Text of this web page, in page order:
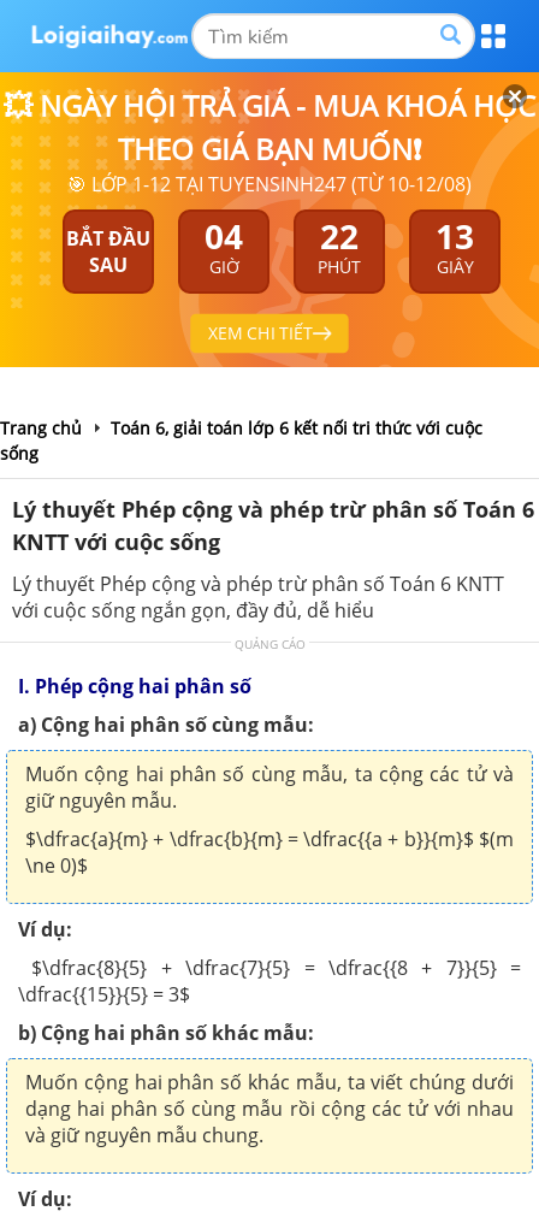
💥 NGÀY HỘI TRẢ GIÁ - MUA KHOÁ HỌC
THEO GIÁ BẠN MUỐN❗
🎯 LỚP 1-12 TẠI TUYENSINH247 (TỪ 10-12/08)
BẮT ĐẦU
SAU
04
GIỜ
22
PHÚT
12
GIÂY
XEM CHI TIẾT
Trang chủ
Toán 6, giải toán lớp 6 kết nối tri thức với cuộc
sống
Lý thuyết Phép cộng và phép trừ phân số Toán 6
KNTT với cuộc sống
Lý thuyết Phép cộng và phép trừ phân số Toán 6 KNTT
với cuộc sống ngắn gọn, đầy đủ, dễ hiểu
QUẢNG CÁO
I. Phép cộng hai phân số
a) Cộng hai phân số cùng mẫu:
Muốn cộng hai phân số cùng mẫu, ta cộng các tử và
giữ nguyên mẫu.
$\dfrac{a}{m} + \dfrac{b}{m} = \dfrac{{a + b}}{m}$ $(m
\ne 0)$
Ví dụ:
$\dfrac{8}{5} + \dfrac{7}{5} = \dfrac{{8 + 7}}{5} =
\dfrac{{15}}{5} = 3$
b) Cộng hai phân số khác mẫu:
Muốn cộng hai phân số khác mẫu, ta viết chúng dưới
dạng hai phân số cùng mẫu rồi cộng các tử với nhau
và giữ nguyên mẫu chung.
Ví dụ: